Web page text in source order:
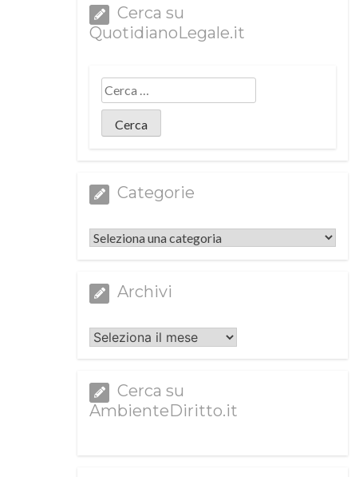
Cerca su
QuotidianoLegale.it
Categorie
Categorie
Archivi
Archivi
Cerca su
AmbienteDiritto.it